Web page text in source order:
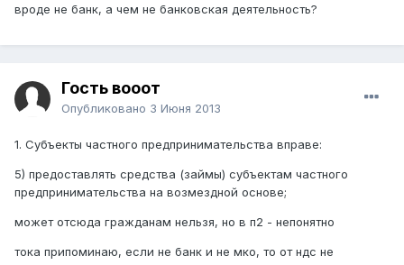
вроде не банк, а чем не банковская деятельность?
Гость вооот
Опубликовано 3 Июня 2013
1. Субъекты частного предпринимательства вправе:
5) предоставлять средства (займы) субъектам частного
предпринимательства на возмездной основе;
может отсюда гражданам нельзя, но в п2 - непонятно
тока припоминаю, если не банк и не мко, то от ндс не